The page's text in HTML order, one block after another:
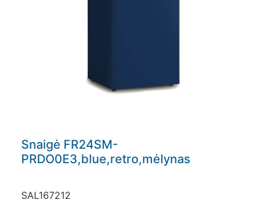
Snaigė FR24SM-
PRDO0E3,blue,retro,mėlynas
SAL167212